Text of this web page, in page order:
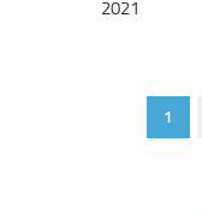
2021
1